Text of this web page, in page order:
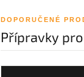
DOPORUČENÉ
Přípravky